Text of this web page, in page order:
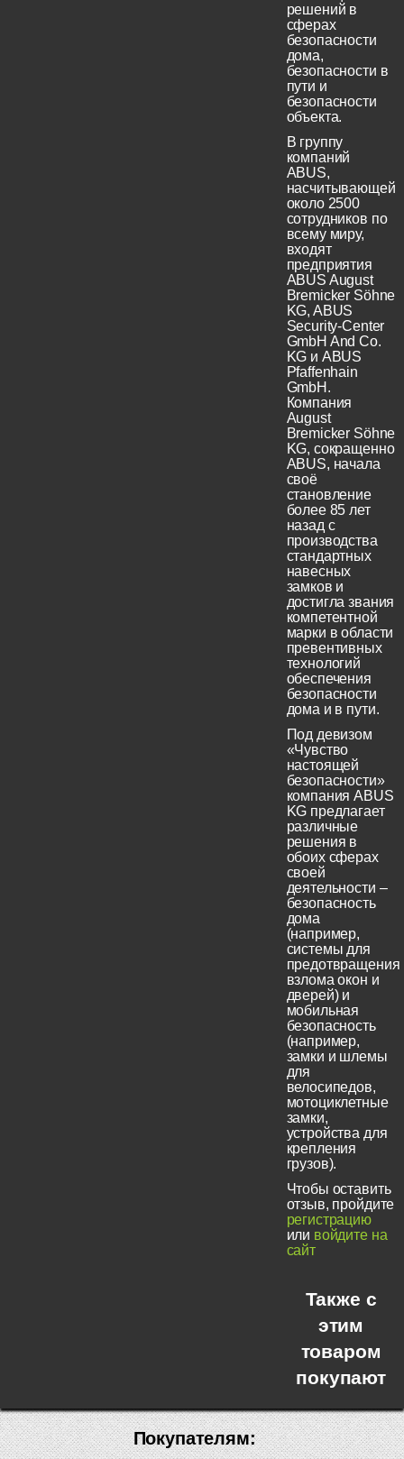
решений в
сферах
безопасности
дома,
безопасности в
пути и
безопасности
объекта.
В группу
компаний
ABUS,
насчитывающей
около 2500
сотрудников по
всему миру,
входят
предприятия
ABUS August
Bremicker Söhne
KG, ABUS
Security-Center
GmbH And Co.
KG и ABUS
Pfaffenhain
GmbH.
Компания
August
Bremicker Söhne
KG, сокращенно
ABUS, начала
своё
становление
более 85 лет
назад с
производства
стандартных
навесных
замков и
достигла звания
компетентной
марки в области
превентивных
технологий
обеспечения
безопасности
дома и в пути.
Под девизом
«Чувство
настоящей
безопасности»
компания ABUS
KG предлагает
различные
решения в
обоих сферах
своей
деятельности –
безопасность
дома
(например,
системы для
предотвращения
взлома окон и
дверей) и
мобильная
безопасность
(например,
замки и шлемы
для
велосипедов,
мотоциклетные
замки,
устройства для
крепления
грузов).
Чтобы оставить
отзыв, пройдите
регистрацию
или войдите на
сайт
Также с
этим
товаром
покупают
Покупателям: